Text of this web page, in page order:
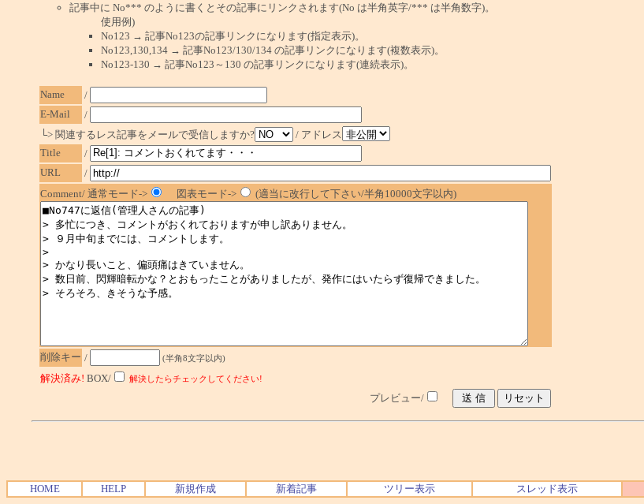
記事中に No*** のように書くとその記事にリンクされます(No は半角英字/*** は半角数字)。
使用例)
No123 → 記事No123の記事リンクになります(指定表示)。
No123,130,134 → 記事No123/130/134 の記事リンクになります(複数表示)。
No123-130 → 記事No123～130 の記事リンクになります(連続表示)。
Name
/
E-Mail
/
└> 関連するレス記事をメールで受信しますか?
/ アドレス
Title
/
URL
/
Comment/ 通常モード->
図表モード-> (適当に改行して下さい/半角10000文字以内)
削除キー / (半角8文字以内)
解決済み! BOX/ 解決したらチェックしてください!
プレビュー/
HOME HELP 新規作成 新着記事 ツリー表示 スレッド表示